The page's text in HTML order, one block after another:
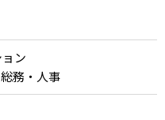
ン
務・人事